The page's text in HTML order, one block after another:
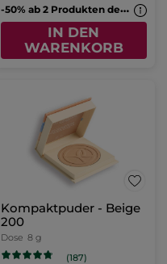
-
50% ab 2 Produkten deiner Wahl
IN DEN
WARENKORB
Kompaktpuder - Beige
200
Dose 8 g
(187)